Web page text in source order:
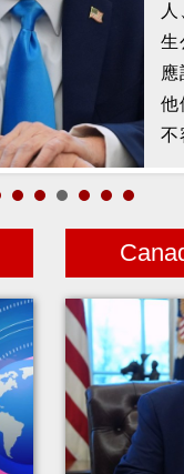
示
者